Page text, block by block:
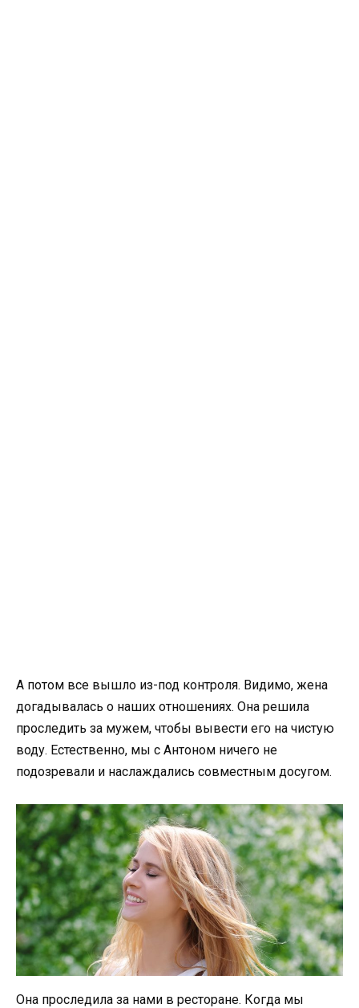
А потом все вышло из-под контроля. Видимо, жена
догадывалась о наших отношениях. Она решила
проследить за мужем, чтобы вывести его на чистую
воду. Естественно, мы с Антоном ничего не
подозревали и наслаждались совместным досугом.
Она проследила за нами в ресторане. Когда мы